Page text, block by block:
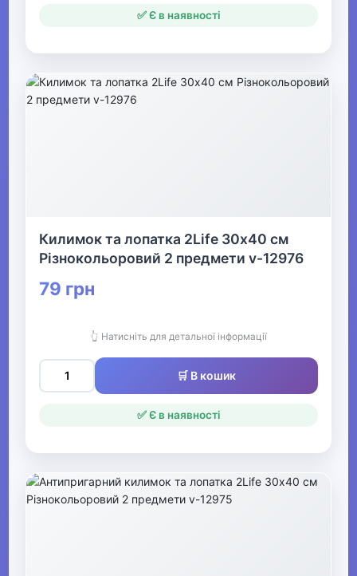
✅ Є в наявності
Килимок та лопатка 2Life 30х40 см
Різнокольоровий 2 предмети v-12976
79 грн
👆 Натисніть для детальної інформації
🛒 В кошик
✅ Є в наявності